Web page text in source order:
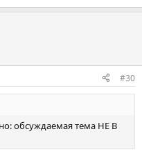
#30
обсуждаемая тема НЕ В